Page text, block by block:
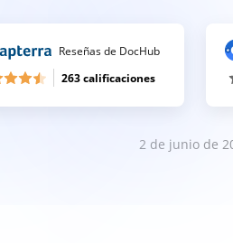
Reseñas de DocHub
263 calificaciones
2 de junio de